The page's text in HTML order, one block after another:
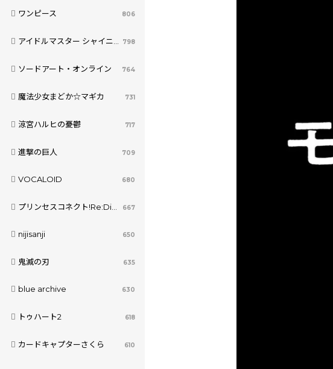
ワンピース 806
アイドルマスター シャイニーカラーズ 798
ソードアート・オンライン 764
魔法少女まどか☆マギカ 731
涼宮ハルヒの憂鬱 717
進撃の巨人 709
VOCALOID 680
プリンセスコネクト!Re:Dive 667
nijisanji 650
鬼滅の刃 635
blue archive 630
トゥハート2 618
カードキャプターさくら 610